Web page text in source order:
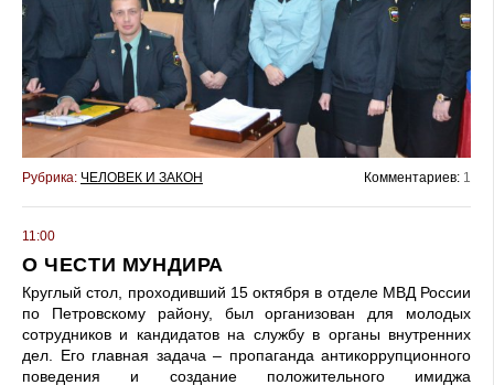
Рубрика: ЧЕЛОВЕК И ЗАКОН Комментариев: 1
11:00
О ЧЕСТИ МУНДИРА
Круглый стол, проходивший 15 октября в отделе МВД России
по Петровскому району, был организован для молодых
сотрудников и кандидатов на службу в органы внутренних
дел. Его главная задача – пропаганда антикоррупционного
поведения и создание положительного имиджа